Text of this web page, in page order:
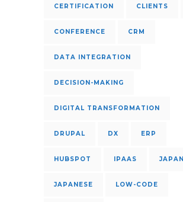
CERTIFICATION CLIENTS
CONFERENCE CRM
DATA INTEGRATION
DECISION-MAKING
DIGITAL TRANSFORMATION
DRUPAL DX ERP
HUBSPOT IPAAS JAPAN
JAPANESE LOW-CODE